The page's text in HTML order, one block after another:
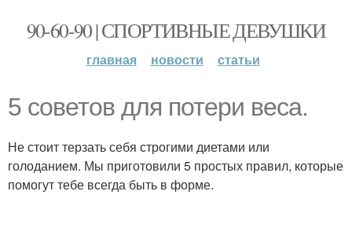
90-60-90 | СПОРТИВНЫЕ ДЕВУШКИ
главная новости статьи
5 советов для потери веса.
Не стоит терзать себя строгими диетами или
голоданием. Мы приготовили 5 простых правил, которые
помогут тебе всегда быть в форме.